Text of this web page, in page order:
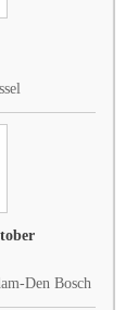
Den Bosch